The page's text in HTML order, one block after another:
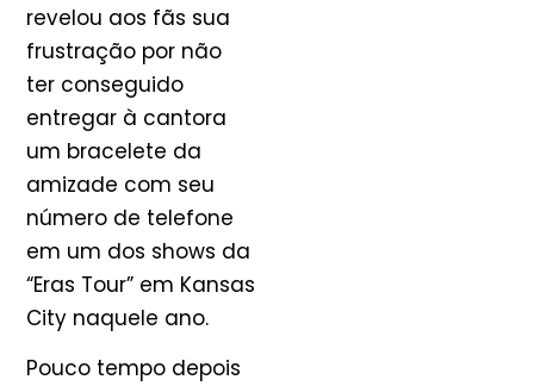
revelou aos fãs sua
frustração por não
ter conseguido
entregar à cantora
um bracelete da
amizade com seu
número de telefone
em um dos shows da
“Eras Tour” em Kansas
City naquele ano.
Pouco tempo depois